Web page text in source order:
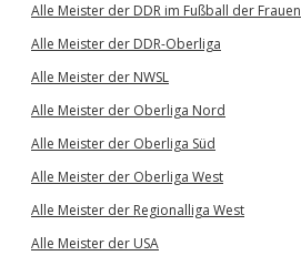
Alle Meister der DDR im Fußball der Frauen
Alle Meister der DDR-Oberliga
Alle Meister der NWSL
Alle Meister der Oberliga Nord
Alle Meister der Oberliga Süd
Alle Meister der Oberliga West
Alle Meister der Regionalliga West
Alle Meister der USA